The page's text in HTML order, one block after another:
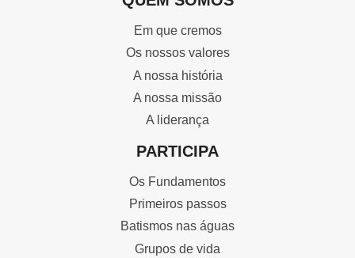
Em que cremos
Os nossos valores
A nossa história
A nossa missão
A liderança
PARTICIPA
Os Fundamentos
Primeiros passos
Batismos nas águas
Grupos de vida